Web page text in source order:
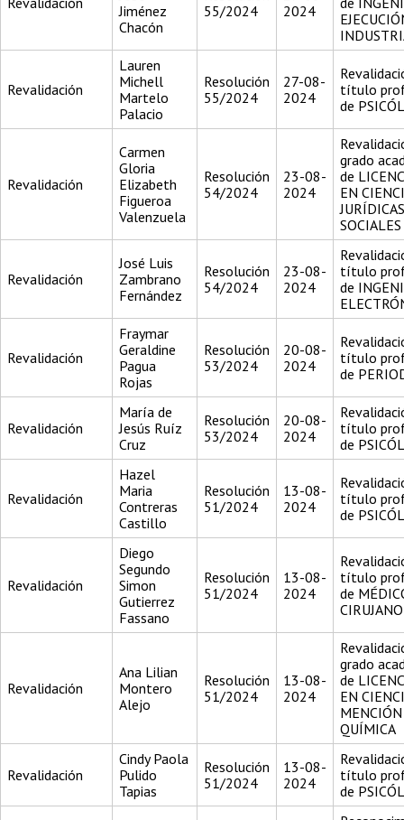
Jiménez
Chacón
55/2024
2024
Revalidación
Lauren
Michell
Martelo
Palacio
Resolución
55/2024
27-08-
2024
título
de
Revalidación
Carmen
Gloria
Elizabeth
Figueroa
Valenzuela
Resolución
54/2024
23-08-
2024
grado
de
EN
SOCIALES
Revalidación
José Luis
Zambrano
Fernández
Resolución
54/2024
23-08-
2024
título
de
Revalidación
Fraymar
Geraldine
Pagua
Rojas
Resolución
53/2024
20-08-
2024
título
de
Revalidación
María de
Jesús Ruíz
Cruz
Resolución
53/2024
20-08-
2024
título
de
Revalidación
Hazel
Maria
Contreras
Castillo
Resolución
51/2024
13-08-
2024
título
de
Revalidación
Diego
Segundo
Simon
Gutierrez
Fassano
Resolución
51/2024
13-08-
2024
título
de
CIRUJANO
Revalidación
Ana Lilian
Montero
Alejo
Resolución
51/2024
13-08-
2024
grado
de
EN
QUÍMICA
Revalidación
Cindy Paola
Pulido
Tapias
Resolución
51/2024
13-08-
2024
título
de